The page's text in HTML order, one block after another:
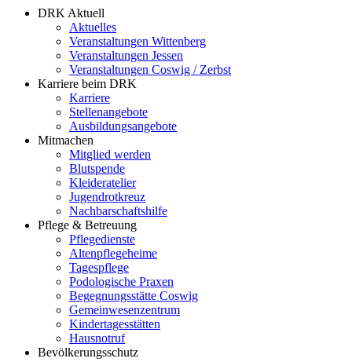
DRK Aktuell
Aktuelles
Veranstaltungen Wittenberg
Veranstaltungen Jessen
Veranstaltungen Coswig / Zerbst
Karriere beim DRK
Karriere
Stellenangebote
Ausbildungsangebote
Mitmachen
Mitglied werden
Blutspende
Kleideratelier
Jugendrotkreuz
Nachbarschaftshilfe
Pflege & Betreuung
Pflegedienste
Altenpflegeheime
Tagespflege
Podologische Praxen
Begegnungsstätte Coswig
Gemeinwesenzentrum
Kindertagesstätten
Hausnotruf
Bevölkerungsschutz